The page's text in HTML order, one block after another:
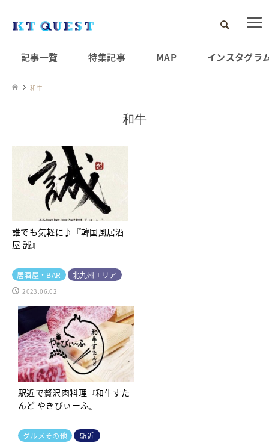
検索
記事一覧 特集記事 MAP インスタグラ
和牛
和牛
誰でも気軽に♪『韓国風居酒
屋 誠』
居酒屋・BAR 北九州エリア
2023.06.02
駅近で贅沢肉料理『和牛すた
んど やきびぃーふ』
グルメその他 駅近